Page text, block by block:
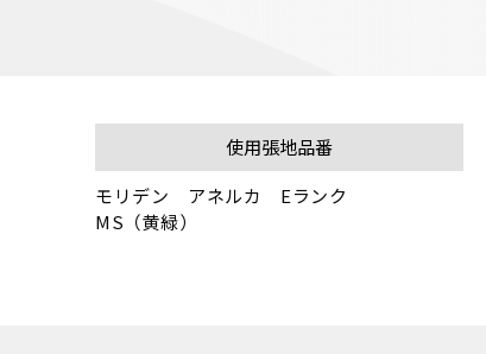
使用張地品番
モリデン　アネルカ　Eランク
MS（黄緑）